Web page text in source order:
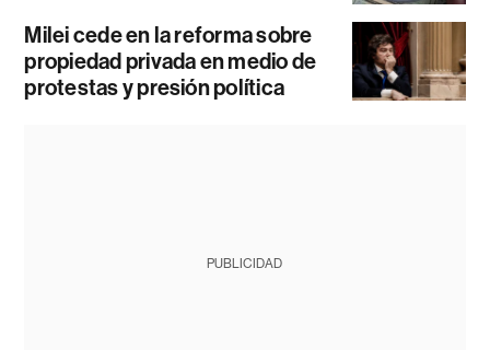
Milei cede en la reforma sobre
propiedad privada en medio de
protestas y presión política
PUBLICIDAD